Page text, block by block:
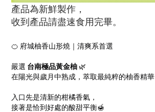
產品為新鮮製作，
收到產品請盡速食用完畢。
🍊 府城柚香山形燒｜清爽系首選
嚴選 台南極品黃金柚🌿
在陽光與歲月中熟成，萃取最純粹的柚香精華
入口先是清新的柑橘香氣，
接著是恰到好處的酸甜平衡🍯